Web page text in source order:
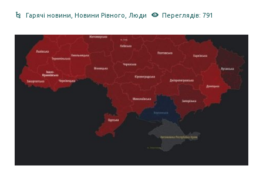
Гарячі новини Новини Рівного Люди Переглядів: 791